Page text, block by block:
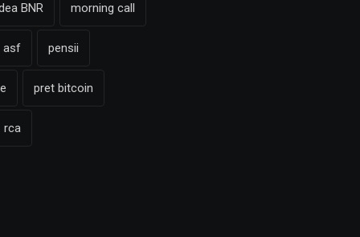
BNR morning call
asf pensii
pret bitcoin
rca